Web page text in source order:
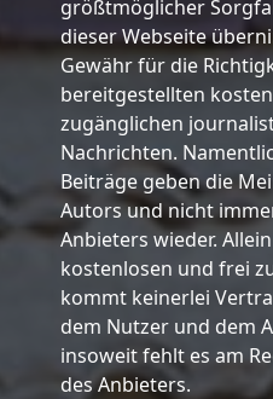
größtmöglicher
dieser Webseite
Gewähr für die
bereitgestellten
zugänglichen
Nachrichten.
Beiträge geben die
Autors und nicht
Anbieters wieder.
kostenlosen und frei
kommt keinerlei
dem Nutzer und dem
insoweit fehlt es am
des Anbieters.